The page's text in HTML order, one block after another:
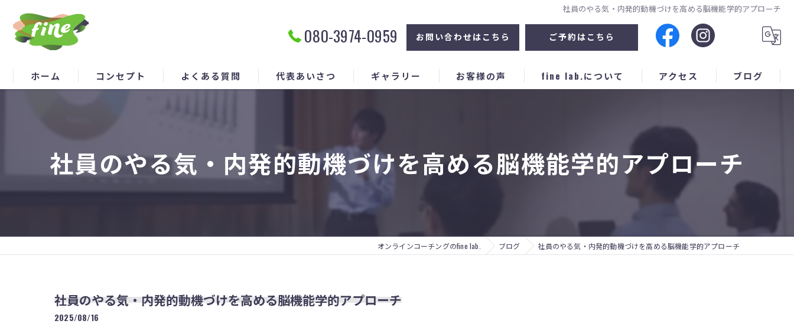
社員のやる気・内発的動機づけを高める脳機能学的アプローチ
080-3974-0959 お問い合わせはこちら ご予約はこちら
ホーム コンセプト よくある質問 代表あいさつ ギャラリー お客様の声 fine lab.について
スポーツ
アクセス ブログ
社員のやる気・内発的動機づけを高める脳機能学的アプローチ
オンラインコーチングのfine lab. ブログ 社員のやる気・内発的動機づけを高める脳機能学的アプローチ
社員のやる気・内発的動機づけを高める脳機能学的アプローチ
2025/08/16